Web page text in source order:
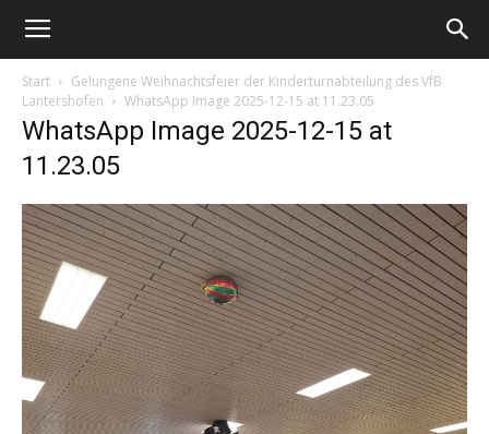
Start
Gelungene Weihnachtsfeier der Kinderturnabteilung des VfB
Lantershofen
WhatsApp Image 2025-12-15 at 11.23.05
WhatsApp Image 2025-12-15 at
11.23.05